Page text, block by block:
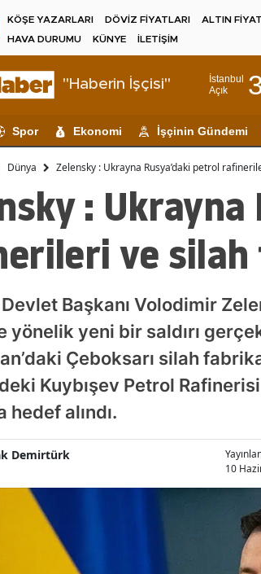
KÖŞE YAZARLARI DÖVİZ FİYATLARI ALTIN
HAVA DURUMU
KÜNYE İLETİŞİM
"Haberin İşçisi"
İstanbul
Açık
Ağrı
Aydın
Bilecik
Bitlis
Bursa
Spor Ekonomi İşçinin Gündemi
Dünya Zelensky : Ukrayna Rusya’daki petrol
: Ukrayna
ve
Başkanı Volodimir
yönelik yeni bir saldırı
Çeboksarı silah
Kuybışev Petrol
hedef alındı.
Demirtürk
10